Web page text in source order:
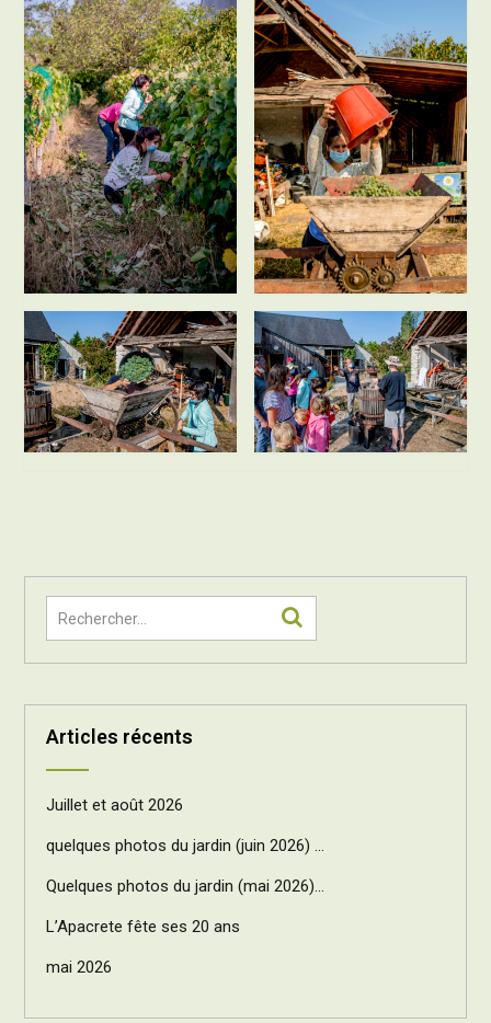
Articles récents
Juillet et août 2026
quelques photos du jardin (juin 2026) …
Quelques photos du jardin (mai 2026)…
L’Apacrete fête ses 20 ans
mai 2026